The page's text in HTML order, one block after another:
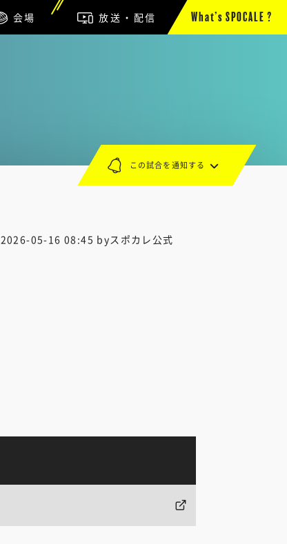
会場 放送・配信 What’s SPOCALE ?
2026-05-16 08:45 byスポカレ公式
この試合を通知する